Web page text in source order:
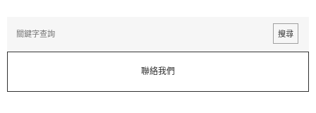
聯絡我們